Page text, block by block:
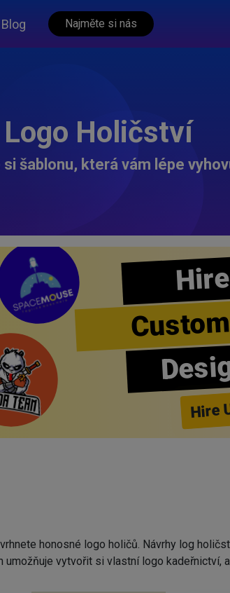
Blog Najměte si nás
Logo Holičství
šablonu, která vám lépe
Hire
honosné logo holičů. Návrhy log
vytvořit si vlastní logo